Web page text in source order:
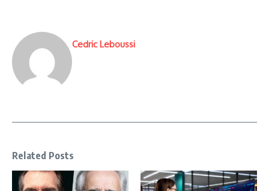
Cedric Leboussi
Related Posts